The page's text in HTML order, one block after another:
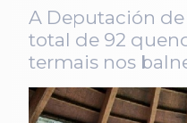
A Deputación
total de 92
termais nos